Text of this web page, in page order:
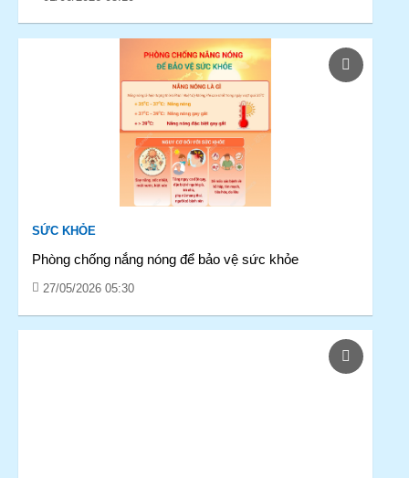
SỨC KHỎE
Phòng chống nắng nóng để bảo vệ sức khỏe
27/05/2026 05:30